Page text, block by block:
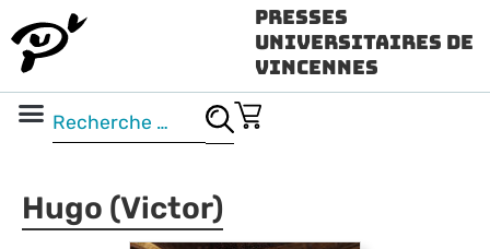
Presses
Universitaires de
Vincennes
Hugo (Victor)